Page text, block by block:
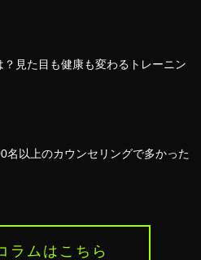
見た目も健康も変わるトレーニン
名以上のカウンセリングで多かった
ラムはこちら